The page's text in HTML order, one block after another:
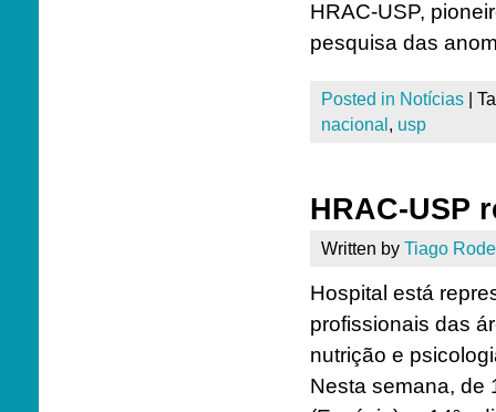
HRAC-USP,
pesquisa das
Posted in Notícias
nacional , usp
HRAC-USP
Written by Tiago
Hospital está
profissionais das
nutrição e
Nesta semana, de